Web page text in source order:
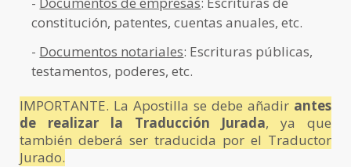
constitución, patentes, cuentas anuales, etc.
- Documentos notariales: Escrituras públicas,
testamentos, poderes, etc.
IMPORTANTE. La Apostilla se debe añadir antes
de realizar la Traducción Jurada, ya que
también deberá ser traducida por el Traductor
Jurado.